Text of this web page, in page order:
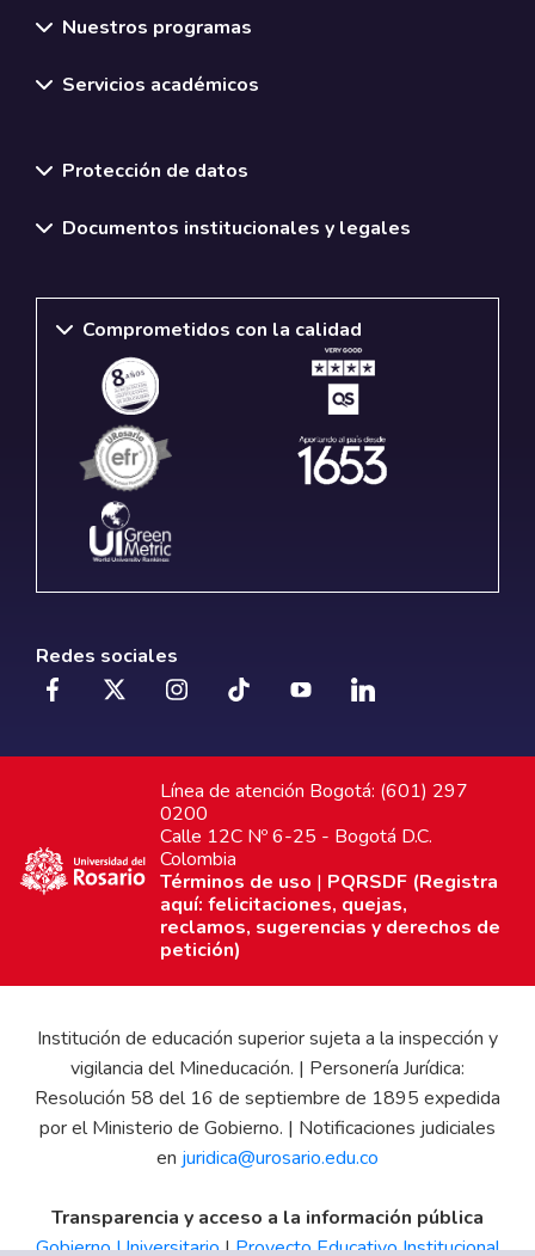
Nuestros programas
Servicios académicos
Protección de datos
Documentos institucionales y legales
Comprometidos con la calidad
Redes sociales
Línea de atención Bogotá: (601) 297
0200
Calle 12C Nº 6-25 - Bogotá D.C.
Colombia
Términos de uso | PQRSDF (Registra
aquí: felicitaciones, quejas,
reclamos, sugerencias y derechos de
petición)
Institución de educación superior sujeta a la inspección y
vigilancia del Mineducación. | Personería Jurídica:
Resolución 58 del 16 de septiembre de 1895 expedida
por el Ministerio de Gobierno. | Notificaciones judiciales
en juridica@urosario.edu.co
Transparencia y acceso a la información pública
Gobierno Universitario|Proyecto Educativo Institucional